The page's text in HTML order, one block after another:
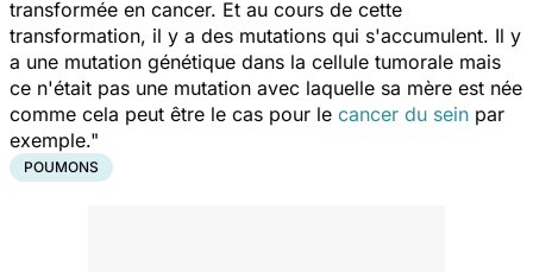
transformée en cancer. Et au cours de cette
transformation, il y a des mutations qui s'accumulent. Il y
a une mutation génétique dans la cellule tumorale mais
ce n'était pas une mutation avec laquelle sa mère est née
comme cela peut être le cas pour le cancer du sein par
exemple."
POUMONS